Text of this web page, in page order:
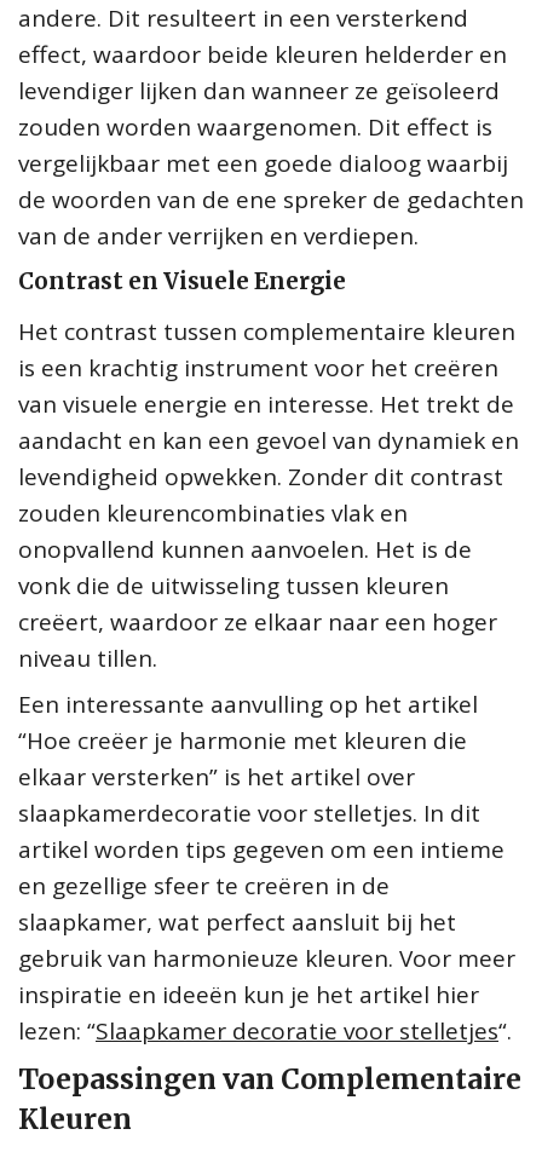
andere. Dit resulteert in een versterkend
effect, waardoor beide kleuren helderder en
levendiger lijken dan wanneer ze geïsoleerd
zouden worden waargenomen. Dit effect is
vergelijkbaar met een goede dialoog waarbij
de woorden van de ene spreker de gedachten
van de ander verrijken en verdiepen.
Contrast en Visuele Energie
Het contrast tussen complementaire kleuren
is een krachtig instrument voor het creëren
van visuele energie en interesse. Het trekt de
aandacht en kan een gevoel van dynamiek en
levendigheid opwekken. Zonder dit contrast
zouden kleurencombinaties vlak en
onopvallend kunnen aanvoelen. Het is de
vonk die de uitwisseling tussen kleuren
creëert, waardoor ze elkaar naar een hoger
niveau tillen.
Een interessante aanvulling op het artikel
“Hoe creëer je harmonie met kleuren die
elkaar versterken” is het artikel over
slaapkamerdecoratie voor stelletjes. In dit
artikel worden tips gegeven om een intieme
en gezellige sfeer te creëren in de
slaapkamer, wat perfect aansluit bij het
gebruik van harmonieuze kleuren. Voor meer
inspiratie en ideeën kun je het artikel hier
lezen: “Slaapkamer decoratie voor stelletjes“.
Toepassingen van Complementaire
Kleuren